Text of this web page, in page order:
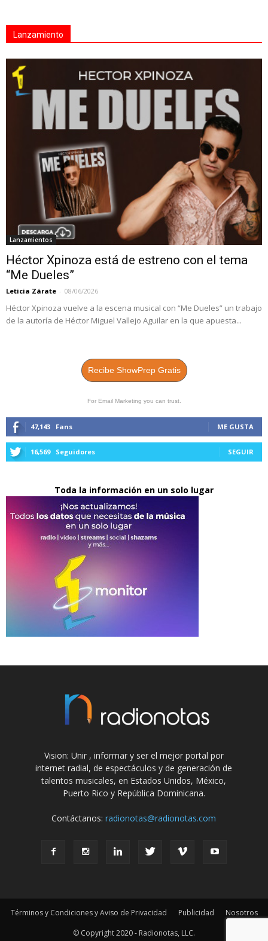
Lanzamiento
Lanzamientos
Héctor Xpinoza está de estreno con el tema
“Me Dueles”
Leticia Zárate - 08/06/2026
Héctor Xpinoza vuelve a la escena musical con “Me Dueles” un trabajo
de la autoría de Héctor Miguel Vallejo Aguilar en la que apuesta...
Recibe ShowPrep Gratis
For Email Marketing you can trust.
47,143 Fans ME GUSTA
16,569 Seguidores SEGUIR
Toda la información en un solo lugar
Vision: Unir , informar y ser el mejor portal por
internet radial, de espectáculos y de generación de
talentos musicales, en Estados Unidos, México,
Puerto Rico y República Dominicana.
Contáctanos:radionotas@radionotas.com
Términos y Condiciones y Aviso de Privacidad Publicidad
Nosotros
© Copyright 2020 - Radionotas, LLC.